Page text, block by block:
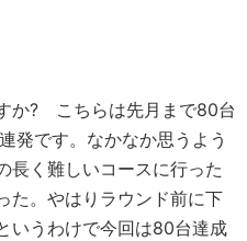
か? こちらは先月まで80台
発です。なかなか思うよう
長く難しいコースに行った
た。やはりラウンド前に下
いうわけで今回は80台達成